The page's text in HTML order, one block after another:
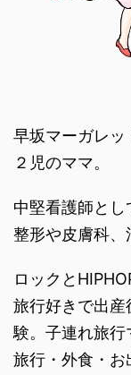
早坂マーガレッ
２児のママ。
中堅看護師とし
整形や皮膚科、
ロックと
旅行好きで出
験。子連れ旅行
旅行・外食・お